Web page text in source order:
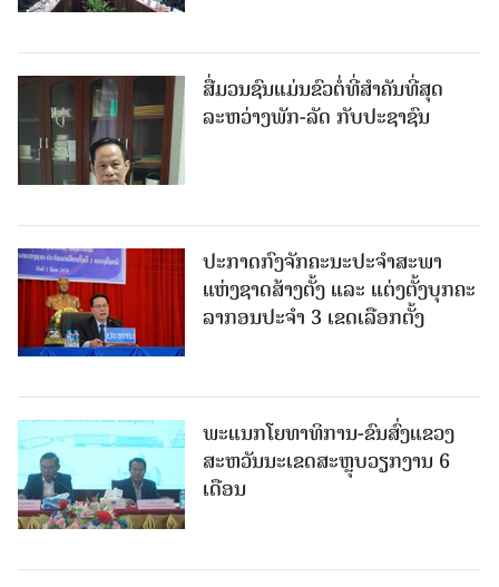
ສື່ມວນຊົນແມ່ນຂົວຕໍ່ທີ່ສໍາຄັນທີ່ສຸດ
ລະຫວ່າງພັກ-ລັດ ກັບປະຊາຊົນ
ປະກາດກົງຈັກຄະນະປະຈໍາສະພາ
ແຫ່ງຊາດສ້າງຕັ້ງ ແລະ ແຕ່ງຕັ້ງບຸກຄະ
ລາກອນປະຈໍາ 3 ເຂດເລືອກຕັ້ງ
ພະແນກໂຍທາທິການ-ຂົນສົ່ງແຂວງ
ສະຫວັນນະເຂດສະຫຼຸບວຽກງານ 6
ເດືອນ